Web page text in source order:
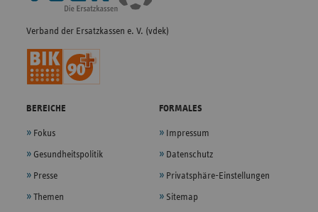
Verband der Ersatzkassen e. V. (vdek)
BEREICHE
Fokus
Gesundheitspolitik
Presse
Themen
FORMALES
Impressum
Datenschutz
Privatsphäre-Einstellungen
Sitemap